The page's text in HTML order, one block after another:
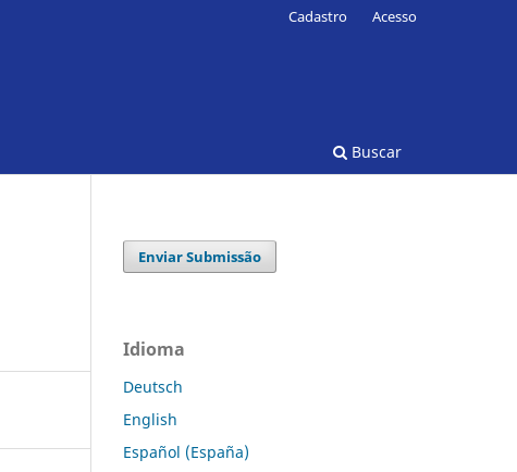
Buscar
Cadastro Acesso
Enviar Submissão
Idioma
Deutsch
English
Español (España)